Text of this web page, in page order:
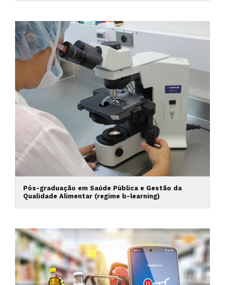
Pós-graduação em Saúde Pública e Gestão da
Qualidade Alimentar (regime b-learning)